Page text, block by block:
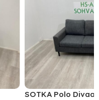
SOTKA Polo